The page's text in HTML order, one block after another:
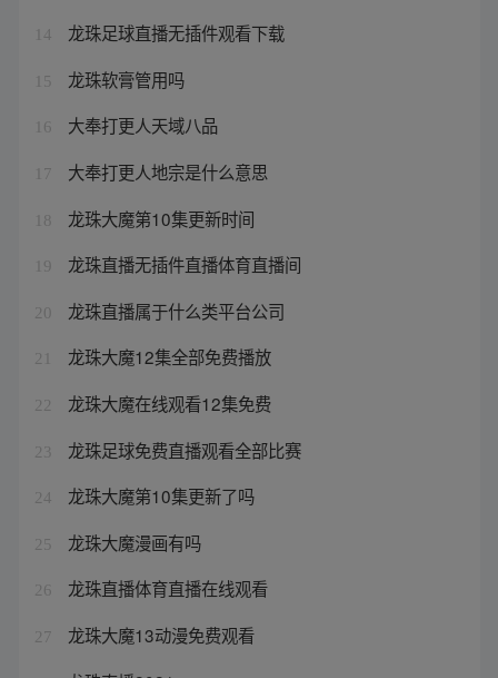
14 龙珠足球直播无插件观看下载
15 龙珠软膏管用吗
16 大奉打更人天域八品
17 大奉打更人地宗是什么意思
18 龙珠大魔第10集更新时间
19 龙珠直播无插件直播体育直播间
20 龙珠直播属于什么类平台公司
21 龙珠大魔12集全部免费播放
22 龙珠大魔在线观看12集免费
23 龙珠足球免费直播观看全部比赛
24 龙珠大魔第10集更新了吗
25 龙珠大魔漫画有吗
26 龙珠直播体育直播在线观看
27 龙珠大魔13动漫免费观看